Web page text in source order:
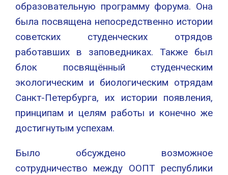
образовательную программу форума. Она
была посвящена непосредственно истории
советских студенческих отрядов
работавших в заповедниках. Также был
блок посвящённый студенческим
экологическим и биологическим отрядам
Санкт-Петербурга, их истории появления,
принципам и целям работы и конечно же
достигнутым успехам.
Было обсуждено возможное
сотрудничество между ООПТ республики